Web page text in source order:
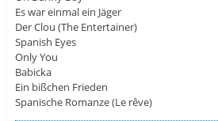
Es war einmal ein Jäger
Der Clou (The Entertainer)
Spanish Eyes
Only You
Babicka
Ein bißchen Frieden
Spanische Romanze (Le rêve)